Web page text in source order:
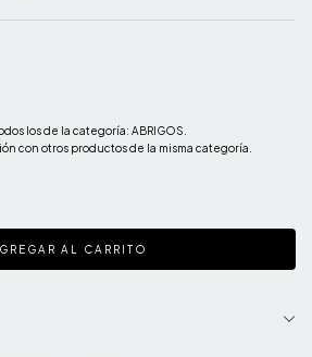
los de la categoría: ABRIGOS.
con otros productos de la misma categoría.